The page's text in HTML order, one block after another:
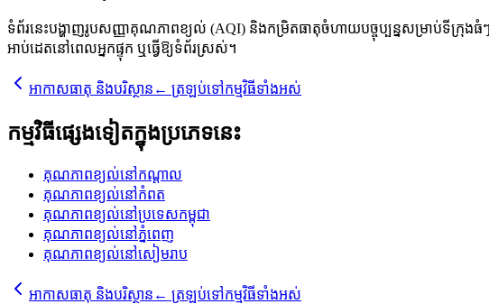
ទំព័រនេះបង្ហាញរូបសញ្ញាគុណភាពខ្យល់ (AQI) និងកម្រិតធាតុចំហាយបច្ចុប្បន្នសម្រាប់ទីក្រុង
អាប់ដេតនៅពេលអ្នកផ្ទុក ឬធ្វើឱ្យទំព័រស្រស់។
អាកាសធាតុ និងបរិស្ថាន ← ត្រឡប់ទៅកម្មវិធីទាំងអស់
កម្មវិធីផ្សេងទៀតក្នុងប្រភេទនេះ
គុណភាពខ្យល់នៅកណ្តាល
គុណភាពខ្យល់នៅកំពត
គុណភាពខ្យល់នៅប្រទេសកម្ពុជា
គុណភាពខ្យល់នៅភ្នំពេញ
គុណភាពខ្យល់នៅសៀមរាប
អាកាសធាតុ និងបរិស្ថាន ← ត្រឡប់ទៅកម្មវិធីទាំងអស់